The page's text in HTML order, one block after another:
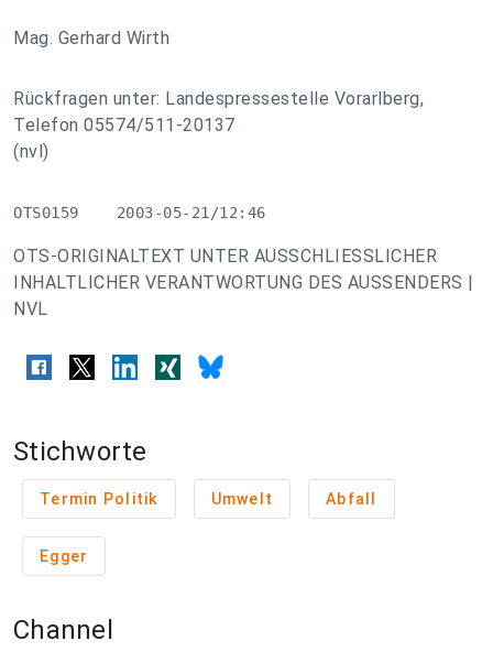
Mag. Gerhard Wirth
Rückfragen unter: Landespressestelle Vorarlberg,
Telefon 05574/511-20137
(nvl)
OTS0159    2003-05-21/12:46
OTS-ORIGINALTEXT UNTER AUSSCHLIESSLICHER
INHALTLICHER VERANTWORTUNG DES AUSSENDERS |
NVL
Stichworte
Termin Politik Umwelt Abfall
Egger
Channel